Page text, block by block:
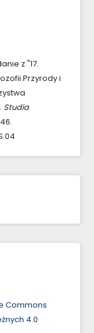
z "17.
Przyrody i
Studia
Commons
4.0